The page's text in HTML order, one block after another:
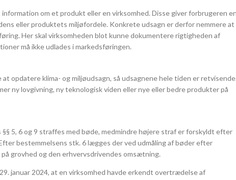
om et produkt eller en virksomhed. Disse giver forbrugeren en
eller produktets miljøfordele. Konkrete udsagn er derfor nemmere at
Her skal virksomheden blot kunne dokumentere rigtigheden af
må ikke udlades i markedsføringen.
opdatere klima- og miljøudsagn, så udsagnene hele tiden er retvisende.
ny lovgivning, ny teknologisk viden eller nye eller bedre produkter på
5, 6 og 9 straffes med bøde, medmindre højere straf er forskyldt efter
bestemmelsens stk. 6 lægges der ved udmåling af bøder efter
grovhed og den erhvervsdrivendes omsætning.
januar 2024, at en virksomhed havde erkendt overtrædelse af